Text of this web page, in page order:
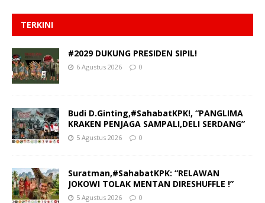
TERKINI
#2029 DUKUNG PRESIDEN SIPIL!
6 Agustus 2026 0
Budi D.Ginting,#SahabatKPK!, “PANGLIMA
KRAKEN PENJAGA SAMPALI,DELI SERDANG”
5 Agustus 2026 0
Suratman,#SahabatKPK: “RELAWAN
JOKOWI TOLAK MENTAN DIRESHUFFLE !”
5 Agustus 2026 0